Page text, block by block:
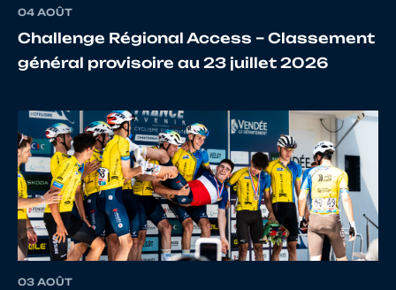
04 AOÛT
Challenge Régional Access – Classement
général provisoire au 23 juillet 2026
03 AOÛT